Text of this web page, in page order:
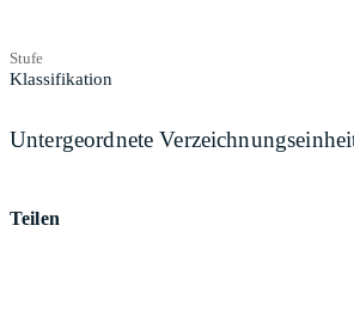
Stufe
Klassifikation
Untergeordnete
Teilen